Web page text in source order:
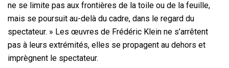
ne se limite pas aux frontières de la toile ou de la feuille,
mais se poursuit au-delà du cadre, dans le regard du
spectateur. » Les œuvres de Frédéric Klein ne s’arrêtent
pas à leurs extrémités, elles se propagent au dehors et
imprègnent le spectateur.